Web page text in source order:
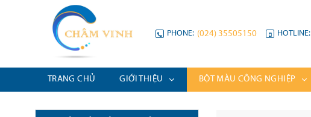
PHONE: (024) 35505150 HOTLINE:
TRANG CHỦ GIỚI THIỆU BỘT MÀU CÔNG NGHIỆP